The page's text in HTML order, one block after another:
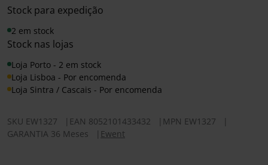
Stock para expedição
2 em stock
Stock nas lojas
Loja Porto - 2 em stock
Loja Lisboa - Por encomenda
Loja Sintra / Cascais - Por encomenda
SKU EW1327 EAN 8052101433432 MPN EW1327
GARANTIA 36 Meses
Ewent